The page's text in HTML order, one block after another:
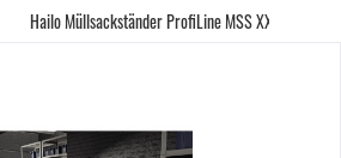
Hailo Müllsackständer ProfiLine MSS XXXL gr